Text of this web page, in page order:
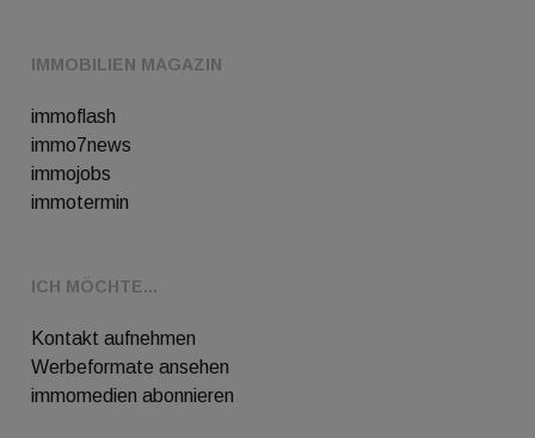
IMMOBILIEN MAGAZIN
immoflash
immo7news
immojobs
immotermin
ICH MÖCHTE...
Kontakt aufnehmen
Werbeformate ansehen
immomedien abonnieren